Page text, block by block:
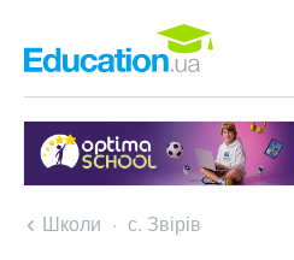
Школи с. Звірів